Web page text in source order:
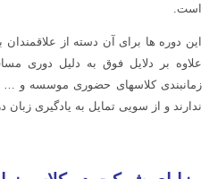
است.
این دوره ها برای آن دسته از
علاوه بر دلایل فوق به دلیل دوری
زمانبندی کلاسهای حضوری موسسه و …
ندارند و از سویی تمایل به یادگیری زبان